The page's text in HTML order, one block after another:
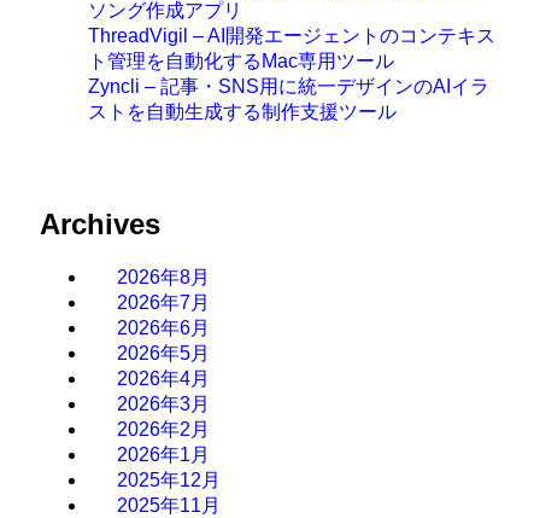
ソング作成アプリ
ThreadVigil – AI開発エージェントのコンテキス
ト管理を自動化するMac専用ツール
Zyncli – 記事・SNS用に統一デザインのAIイラ
ストを自動生成する制作支援ツール
Archives
2026年8月
2026年7月
2026年6月
2026年5月
2026年4月
2026年3月
2026年2月
2026年1月
2025年12月
2025年11月